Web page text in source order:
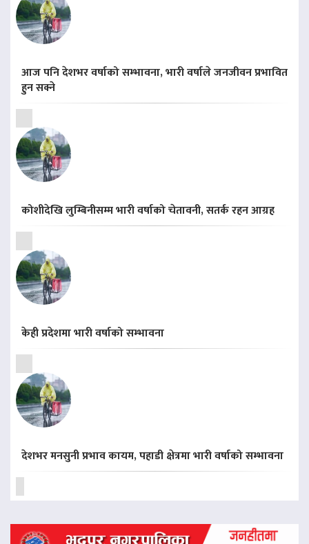
आज पनि देशभर वर्षाको सम्भावना, भारी वर्षाले जनजीवन प्रभावित
हुन सक्ने
कोशीदेखि लुम्बिनीसम्म भारी वर्षाको चेतावनी, सतर्क रहन आग्रह
केही प्रदेशमा भारी वर्षाको सम्भावना
देशभर मनसुनी प्रभाव कायम, पहाडी क्षेत्रमा भारी वर्षाको सम्भावना